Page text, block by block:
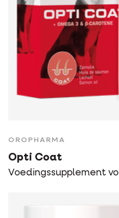
OROPHARMA
Opti Coat
Voedingssupplement